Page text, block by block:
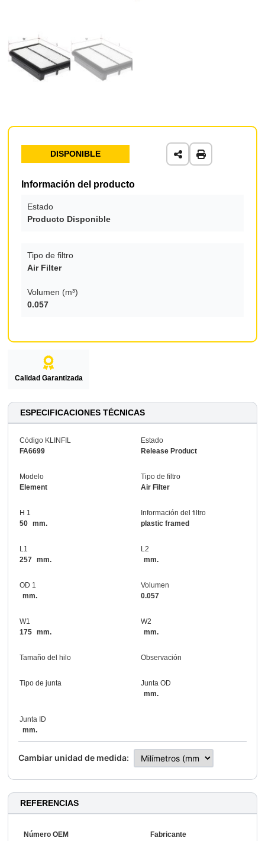
DISPONIBLE
Información del producto
Estado
Producto Disponible
Tipo de filtro
Air Filter
Volumen (m³)
0.057
Calidad Garantizada
ESPECIFICACIONES TÉCNICAS
Código KLINFIL
FA6699
Estado
Release Product
Modelo
Element
Tipo de filtro
Air Filter
H 1
50 mm.
Información del filtro
plastic framed
L1
257 mm.
L2
mm.
OD 1
mm.
Volumen
0.057
W1
175 mm.
W2
mm.
Tamaño del hilo Observación
Tipo de junta
Junta OD
mm.
Junta ID
mm.
Cambiar unidad de medida:
REFERENCIAS
Número OEM Fabricante